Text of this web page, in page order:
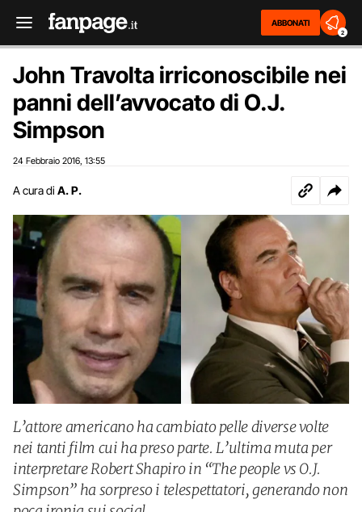
ABBONATI
2
John Travolta irriconoscibile nei
panni dell’avvocato di O.J.
Simpson
24 Febbraio 2016 13:55
A cura di A. P.
L’attore americano ha cambiato pelle diverse volte
nei tanti film cui ha preso parte. L’ultima muta per
interpretare Robert Shapiro in “The people vs O.J.
Simpson” ha sorpreso i telespettatori, generando non